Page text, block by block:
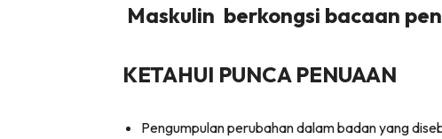
Maskulin berkongsi bacaan
KETAHUI PUNCA PENUAAN
Pengumpulan perubahan dalam badan yang